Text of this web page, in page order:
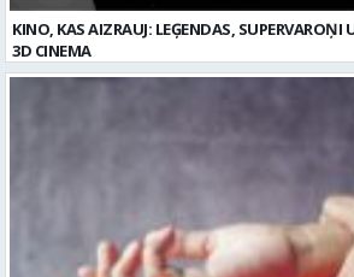
KINO, KAS AIZRAUJ: LEĢENDAS, SUPERVAROŅI
3D CINEMA